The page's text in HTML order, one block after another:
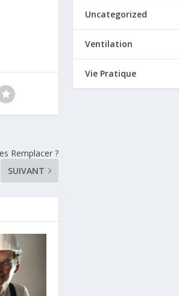
Remplacer ?
SUIVANT
Uncategorized
Ventilation
Vie Pratique